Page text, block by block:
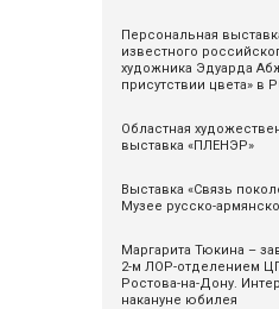
Персональная
известного
художника Эдуарда
присутствии цвета» в
Областная
выставка «ПЛЕНЭР»
Выставка «Связь
Музее русско-
Маргарита Тюкина –
2-м ЛОР-отделением
Ростова-на-Дону.
накануне юбилея